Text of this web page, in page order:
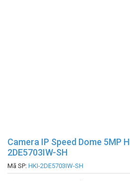
Camera IP Speed Dome 5MP
2DE5703IW-SH
Mã SP: HKI-2DE5703IW-SH